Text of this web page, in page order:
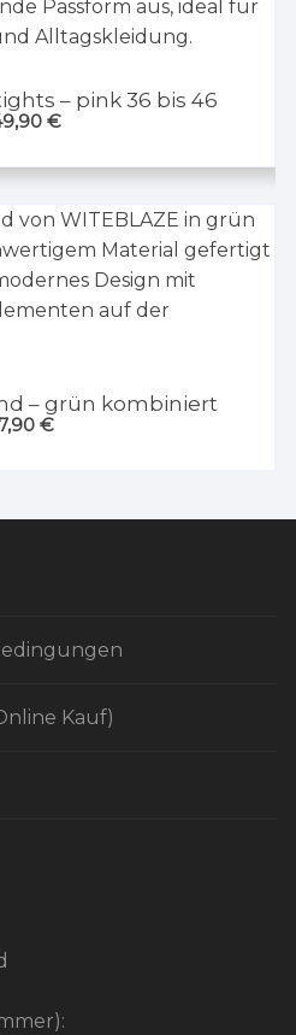
– pink 36 bis 46
€
– grün kombiniert
€
Kauf)